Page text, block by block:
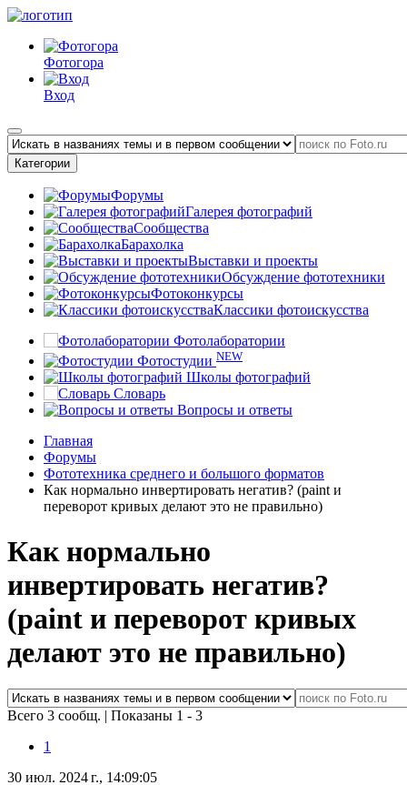
Фотогора
Вход
Категории
Форумы
Галерея фотографий
Сообщества
Барахолка
Выставки и проекты
Обсуждение фототехники
Фотоконкурсы
Классики фотоискусства
Фотолаборатории
Фотостудии NEW
Школы фотографий
Словарь
Вопросы и ответы
Главная
Форумы
Фототехника среднего и большого форматов
Как нормально инвертировать негатив? (paint и
переворот кривых делают это не правильно)
Как нормально
инвертировать негатив?
(paint и переворот кривых
делают это не правильно)
Всего 3 сообщ. | Показаны 1 - 3
1
30 июл. 2024 г., 14:09:05